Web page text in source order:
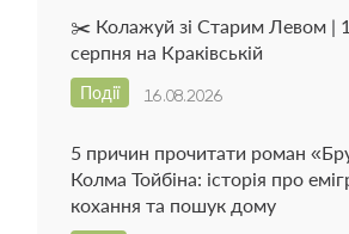
✂️ Колажуй зі Старим Левом |
серпня на Краківській
16.08.2026
Події
5 причин прочитати роман
Колма Тойбіна: історія про
кохання та пошук дому